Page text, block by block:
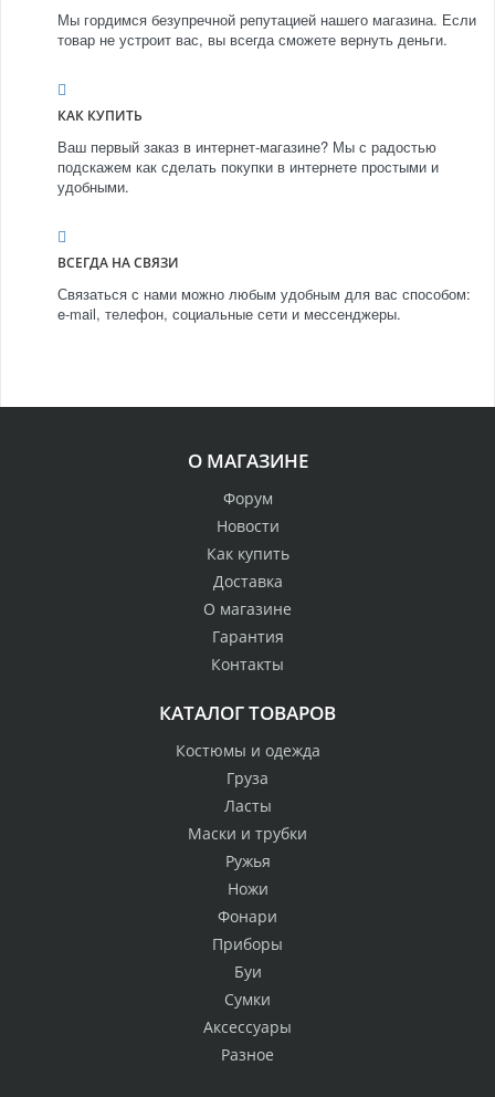
Мы гордимся безупречной репутацией нашего магазина. Если
товар не устроит вас, вы всегда сможете вернуть деньги.
КАК КУПИТЬ
Ваш первый заказ в интернет-магазине? Мы с радостью
подскажем как сделать покупки в интернете простыми и
удобными.
ВСЕГДА НА СВЯЗИ
Связаться с нами можно любым удобным для вас способом:
e-mail, телефон, социальные сети и мессенджеры.
О МАГАЗИНЕ
Форум
Новости
Как купить
Доставка
О магазине
Гарантия
Контакты
КАТАЛОГ ТОВАРОВ
Костюмы и одежда
Груза
Ласты
Маски и трубки
Ружья
Ножи
Фонари
Приборы
Буи
Сумки
Аксессуары
Разное